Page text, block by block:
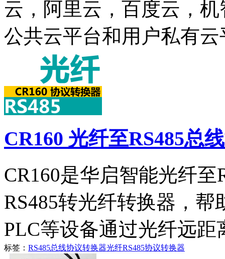
云，阿里云，百度云，
公共云平台和用户私有云
CR160 光纤至RS485总
CR160是华启智能光纤
RS485转光纤转换器，帮
PLC等设备通过光纤远距
标签： RS485总线协议转换器光纤RS485协议转换器